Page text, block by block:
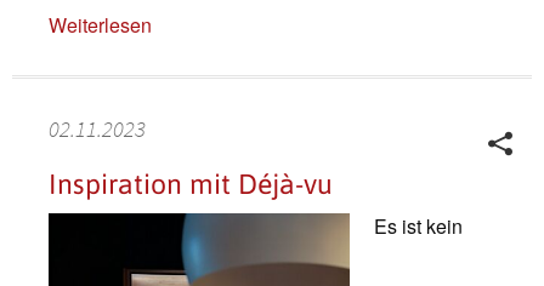
Weiterlesen
02.11.2023
Inspiration mit Déjà-vu
Es ist kein